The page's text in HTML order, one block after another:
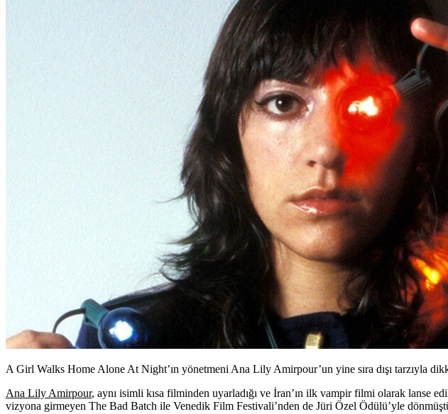
A Girl Walks Home Alone At Night’ın yönetmeni Ana Lily Amirpour’un yine sıra dışı tarzıyla
Ana Lily Amirpour, aynı isimli kısa filminden uyarladığı ve İran’ın ilk vampir filmi olarak lanse
vizyona girmeyen The Bad Batch ile Venedik Film Festivali’nden de Jüri Özel Ödülü’yle